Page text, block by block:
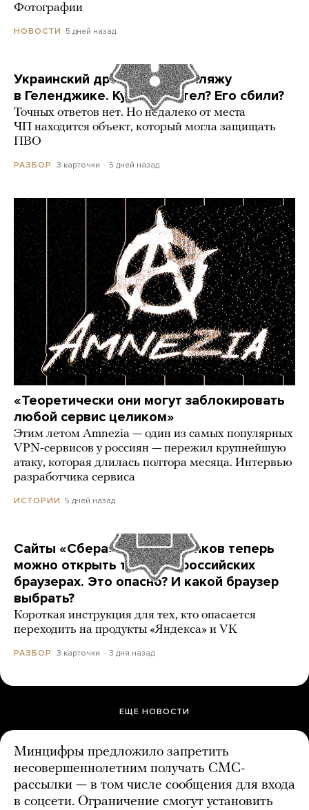
Фотографии
НОВОСТИ 5 дней назад
Украинский дрон попал по пляжу
в Геленджике. Куда он летел? Его сбили?
Точных ответов нет. Но недалеко от места
ЧП находится объект, который могла защищать
ПВО
РАЗБОР 3 карточки 5 дней назад
«Теоретически они могут заблокировать
любой сервис целиком»
Этим летом Amnezia — один из самых популярных
VPN-сервисов у россиян — пережил крупнейшую
атаку, которая длилась полтора месяца. Интервью
разработчика сервиса
ИСТОРИИ 5 дней назад
Сайты «Сбера» и других банков теперь
можно открыть только в российских
браузерах. Это опасно? И какой браузер
выбрать?
Короткая инструкция для тех, кто опасается
переходить на продукты «Яндекса» и VK
РАЗБОР 3 карточки 3 дня назад
ЕЩЕ НОВОСТИ
Минцифры предложило запретить
несовершеннолетним получать СМС-
рассылки — в том числе сообщения для входа
в соцсети. Ограничение смогут установить